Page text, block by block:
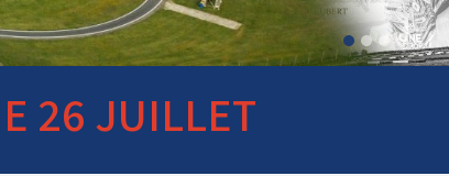
26 JUILLET
club : voir avec le RKO sur le
circuit